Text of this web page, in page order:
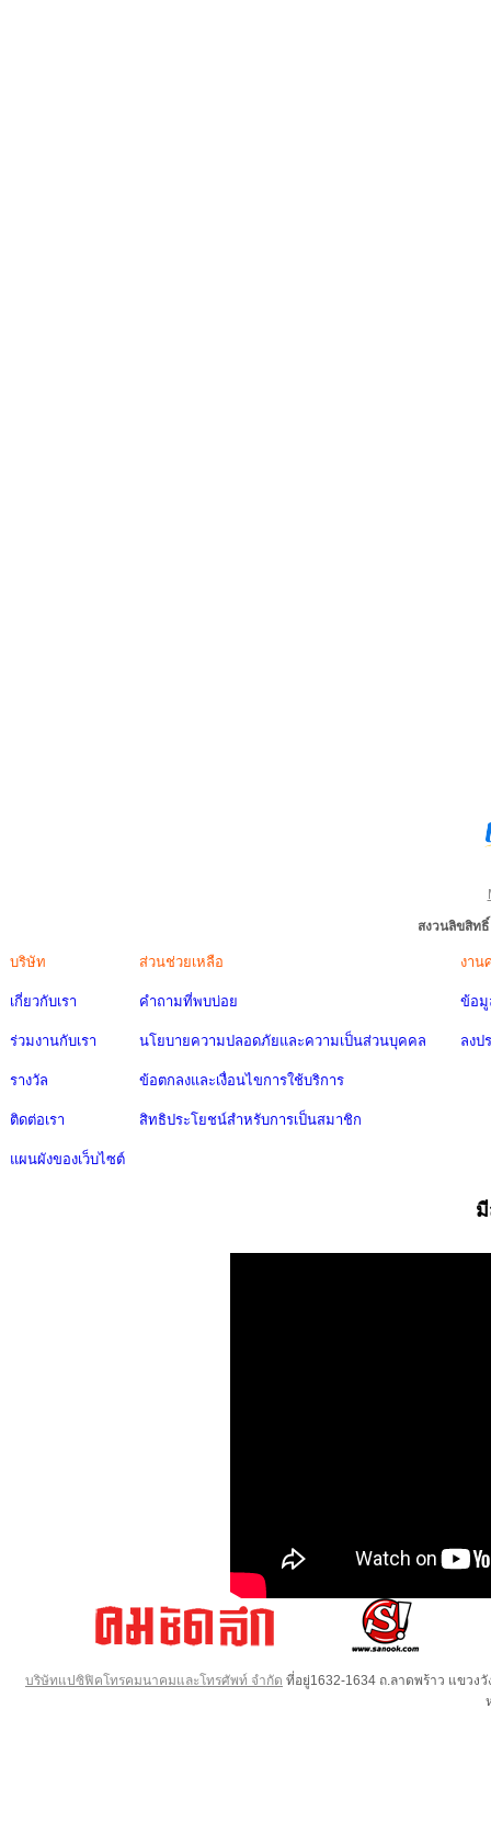
สงวนลิขสิท
บริษัท
เกี่ยวกับเรา
ร่วมงานกับเรา
รางวัล
ติดต่อเรา
แผนผังของเว็บไซต์
ส่วนช่วยเหลือ
คำถามที่พบบ่อย
นโยบายความปลอดภัยและความเป็นส่วนบุคคล
ข้อตกลงและเงื่อนไขการใช้บริการ
สิทธิประโยชน์สำหรับการเป็นสมาชิก
งาน
ข้อมู
ลงป
บริษัทแปซิฟิคโทรคมนาคมและโทรศัพท์ จำกัด ที่อยู่1632-1634 ถ.ลาดพร้าว แขวง